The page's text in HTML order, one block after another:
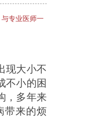
专业医师一
现大小不
不小的困
，多年来
带来的烦